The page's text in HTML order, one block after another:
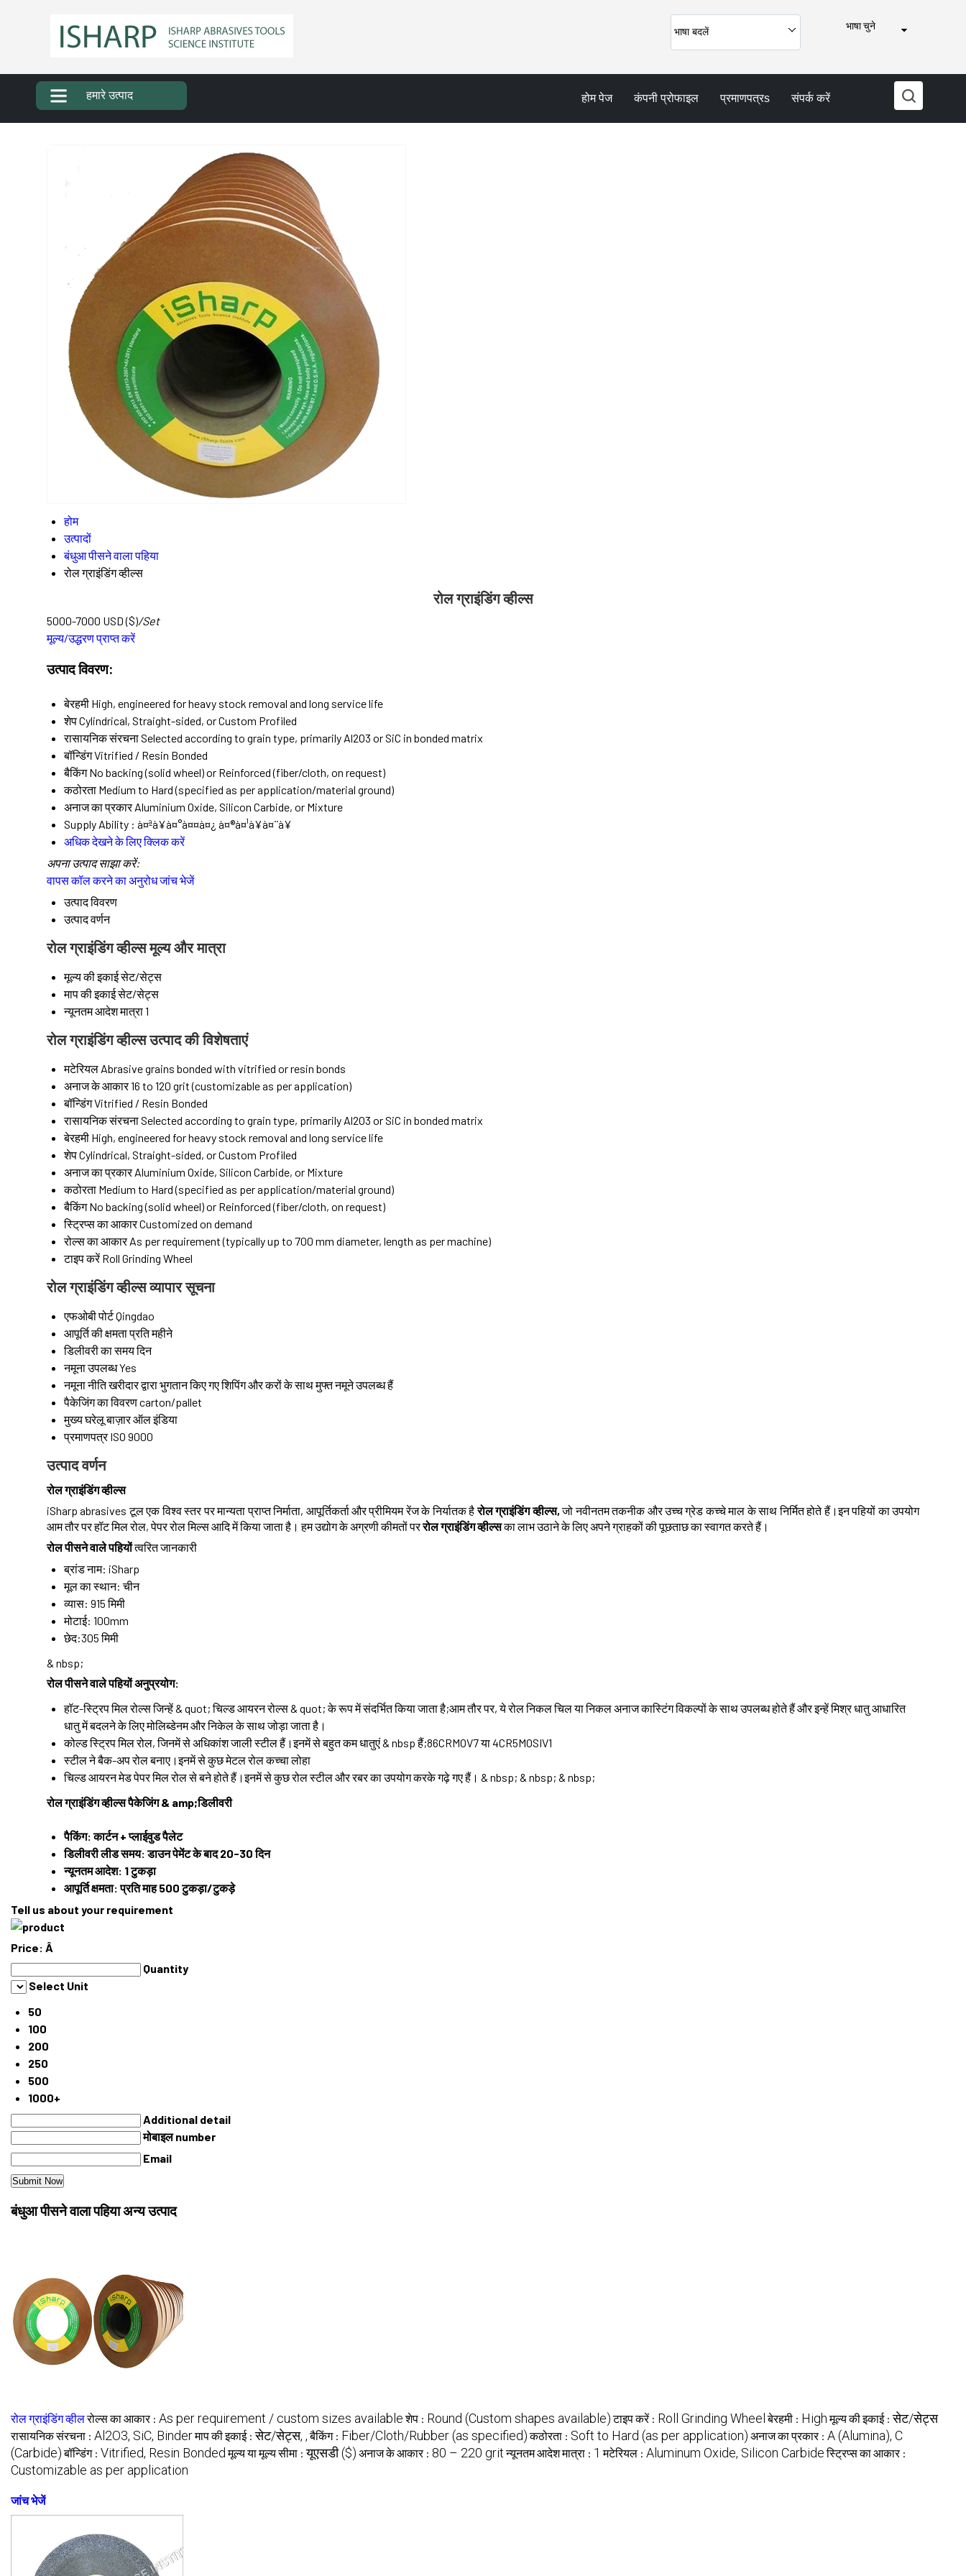
भाषा बदलें
भाषा चुने
हमारे उत्पाद होम पेज कंपनी प्रोफाइल प्रमाणपत्रs संपर्क करें
होम
उत्पादों
बंधुआ पीसने वाला पहिया
रोल ग्राइंडिंग व्हील्स
रोल ग्राइंडिंग व्हील्स
5000-7000 USD ($)/Set
मूल्य/उद्धरण प्राप्त करें
उत्पाद विवरण:
बेरहमी High, engineered for heavy stock removal and long service life
शेपCylindrical, Straight-sided, or Custom Profiled
रासायनिक संरचनाSelected according to grain type, primarily Al2O3 or SiC in bonded matrix
बॉन्डिंगVitrified / Resin Bonded
बैकिंग No backing (solid wheel) or Reinforced (fiber/cloth, on request)
कठोरता Medium to Hard (specified as per application/material ground)
अनाज का प्रकार Aluminium Oxide, Silicon Carbide, or Mixture
Supply Ability : à¤ªà¥à¤°à¤¤à¤¿ à¤®à¤¹à¥à¤¨à¥
अधिक देखने के लिए क्लिक करें
अपना उत्पाद साझा करें:
वापस कॉल करने का अनुरोधजांच भेजें
उत्पाद विवरण
उत्पाद वर्णन
रोल ग्राइंडिंग व्हील्स मूल्य और मात्रा
मूल्य की इकाईसेट/सेट्स
माप की इकाईसेट/सेट्स
न्यूनतम आदेश मात्रा1
रोल ग्राइंडिंग व्हील्स उत्पाद की विशेषताएं
मटेरियल Abrasive grains bonded with vitrified or resin bonds
अनाज के आकार16 to 120 grit (customizable as per application)
बॉन्डिंगVitrified / Resin Bonded
रासायनिक संरचनाSelected according to grain type, primarily Al2O3 or SiC in bonded matrix
बेरहमी High, engineered for heavy stock removal and long service life
शेपCylindrical, Straight-sided, or Custom Profiled
अनाज का प्रकार Aluminium Oxide, Silicon Carbide, or Mixture
कठोरता Medium to Hard (specified as per application/material ground)
बैकिंग No backing (solid wheel) or Reinforced (fiber/cloth, on request)
स्ट्रिप्स का आकारCustomized on demand
रोल्स का आकार As per requirement (typically up to 700 mm diameter, length as per machine)
टाइप करें Roll Grinding Wheel
रोल ग्राइंडिंग व्हील्स व्यापार सूचना
एफओबी पोर्टQingdao
आपूर्ति की क्षमताप्रति महीने
डिलीवरी का समयदिन
नमूना उपलब्धYes
नमूना नीतिखरीदार द्वारा भुगतान किए गए शिपिंग और करों के साथ मुफ्त नमूने उपलब्ध हैं
पैकेजिंग का विवरणcarton/pallet
मुख्य घरेलू बाज़ारऑल इंडिया
प्रमाणपत्र ISO 9000
उत्पाद वर्णन
रोल ग्राइंडिंग व्हील्स
iSharp abrasives टूल एक विश्व स्तर पर मान्यता प्राप्त निर्माता, आपूर्तिकर्ता और प्रीमियम रेंज के निर्यातक हैरोल ग्राइंडिंग व्हील्स,जो नवीनतम तकनीक और उच्च ग्रेड कच्चे माल के साथ निर्मित होते हैं।इन पहियों का उपयोग
आम तौर पर हॉट मिल रोल, पेपर रोल मिल्स आदि में किया जाता है। हम उद्योग के अग्रणी कीमतों पररोल ग्राइंडिंग व्हील्सका लाभ उठाने के लिए अपने ग्राहकों की पूछताछ का स्वागत करते हैं।
रोल पीसने वाले पहियोंत्वरित जानकारी
ब्रांड नाम: iSharp
मूल का स्थान: चीन
व्यास: 915 मिमी
मोटाई: 100mm
छेद:305 मिमी
& nbsp;
रोल पीसने वाले पहियोंअनुप्रयोग:
हॉट-स्ट्रिप मिल रोल्स जिन्हें & quot; चिल्ड आयरन रोल्स & quot; के रूप में संदर्भित किया जाता है;आम तौर पर, ये रोल निकल चिल या निकल अनाज कास्टिंग विकल्पों के साथ उपलब्ध होते हैं और इन्हें मिश्र धातु आधारित
धातु में बदलने के लिए मोलिब्डेनम और निकेल के साथ जोड़ा जाता है।
कोल्ड स्ट्रिप मिल रोल, जिनमें से अधिकांश जाली स्टील हैं।इनमें से बहुत कम धातुएं & nbsp हैं;86CRMOV7 या 4CR5MOSIV1
स्टील ने बैक-अप रोल बनाए।इनमें से कुछ मेटल रोल कच्चा लोहा
चिल्ड आयरन मेड पेपर मिल रोल से बने होते हैं।इनमें से कुछ रोल स्टील और रबर का उपयोग करके गढ़े गए हैं। & nbsp; & nbsp; & nbsp;
रोल ग्राइंडिंग व्हील्सपैकेजिंग & amp;डिलीवरी
पैकिंग: कार्टन + प्लाईवुड पैलेट
डिलीवरी लीड समय: डाउन पेमेंट के बाद 20-30 दिन
न्यूनतम आदेश: 1 टुकड़ा
आपूर्ति क्षमता: प्रति माह 500 टुकड़ा/टुकड़े
Tell us about your requirement
Price: Â
Quantity
Select Unit
50
100
200
250
500
1000+
Additional detail
मोबाइल number
Email
बंधुआ पीसने वाला पहिया अन्य उत्पाद
रोल ग्राइंडिंग व्हीलरोल्स का आकार : As per requirement / custom sizes available शेप : Round (Custom shapes available) टाइप करें : Roll Grinding Wheel बेरहमी : High मूल्य की इकाई :सेट/सेट्स
रासायनिक संरचना : Al2O3, SiC, Binderमाप की इकाई :सेट/सेट्स, , बैकिंग : Fiber/Cloth/Rubber (as specified) कठोरता : Soft to Hard (as per application) अनाज का प्रकार : A (Alumina), C
(Carbide) बॉन्डिंग : Vitrified, Resin Bonded मूल्य या मूल्य सीमा :यूएसडी ($) अनाज के आकार : 80 – 220 grit न्यूनतम आदेश मात्रा : 1 मटेरियल : Aluminum Oxide, Silicon Carbide स्ट्रिप्स का आकार :
Customizable as per application
जांच भेजें